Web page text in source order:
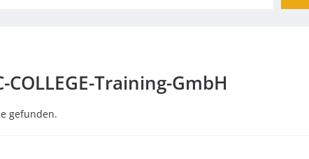
COLLEGE-Training-GmbH
gefunden.